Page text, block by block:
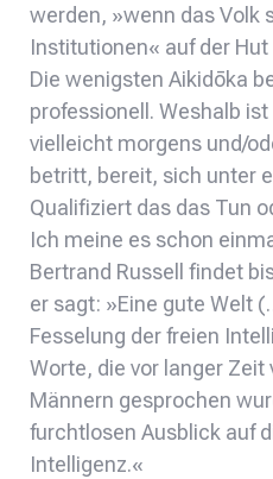
werden, »wenn das Volk
Institutionen« auf der Hut
Die wenigsten Aikidōka
professionell. Weshalb
vielleicht morgens und/
betritt, bereit, sich unter
Qualifiziert das das Tun
Ich meine es schon
Bertrand Russell findet
er sagt: »Eine gute Welt
Fesselung der freien
Worte, die vor langer Zeit
Männern gesprochen
furchtlosen Ausblick auf
Intelligenz.«